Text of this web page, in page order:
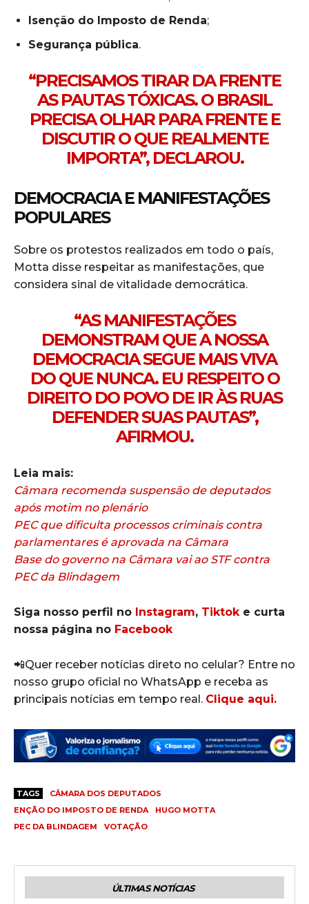
Isenção do Imposto de Renda;
Segurança pública.
“PRECISAMOS TIRAR DA FRENTE
AS PAUTAS TÓXICAS. O BRASIL
PRECISA OLHAR PARA FRENTE E
DISCUTIR O QUE REALMENTE
IMPORTA”, DECLAROU.
DEMOCRACIA E MANIFESTAÇÕES
POPULARES
Sobre os protestos realizados em todo o país,
Motta disse respeitar as manifestações, que
considera sinal de vitalidade democrática.
“AS MANIFESTAÇÕES
DEMONSTRAM QUE A NOSSA
DEMOCRACIA SEGUE MAIS VIVA
DO QUE NUNCA. EU RESPEITO O
DIREITO DO POVO DE IR ÀS RUAS
DEFENDER SUAS PAUTAS”,
AFIRMOU.
Leia mais:
Câmara recomenda suspensão de deputados
após motim no plenário
PEC que dificulta processos criminais contra
parlamentares é aprovada na Câmara
Base do governo na Câmara vai ao STF contra
PEC da Blindagem
Siga nosso perfil no Instagram, Tiktoke curta
nossa página no Facebook
📲Quer receber notícias direto no celular? Entre no
nosso grupo oficial no WhatsApp e receba as
principais notícias em tempo real. Clique aqui.
TAGS
CÂMARA DOS DEPUTADOS
ENÇÃO DO IMPOSTO DE RENDA
HUGO MOTTA
PEC DA BLINDAGEM
VOTAÇÃO
ÚLTIMAS NOTÍCIAS